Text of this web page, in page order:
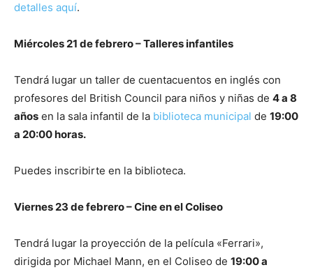
detalles aquí.
Miércoles 21 de febrero – Talleres infantiles
Tendrá lugar un taller de cuentacuentos en inglés con
profesores del British Council para niños y niñas de 4 a 8
años en la sala infantil de la biblioteca municipal de 19:00
a 20:00 horas.
Puedes inscribirte en la biblioteca.
Viernes 23 de febrero – Cine en el Coliseo
Tendrá lugar la proyección de la película «Ferrari»,
dirigida por Michael Mann, en el Coliseo de 19:00 a